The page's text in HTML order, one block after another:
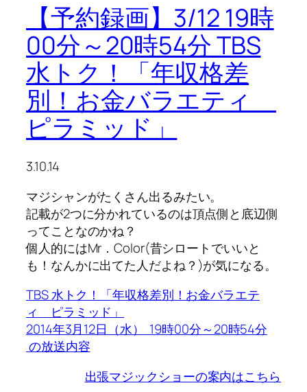
【予約録画】3/12 19時
00分～20時54分 TBS
水トク！「年収格差
別！お金バラエティ
ピラミッド」
3.10.14
マジシャンがたくさん出るみたい。
記載が2つに分かれているのは頂点側と底辺側
ってことなのかね？
個人的にはMr．Color(昔シロートでいいと
も！なんかに出てた人だよね？)が気になる。
TBS 水トク！「年収格差別！お金バラエテ
ィ ピラミッド」
2014年3月12日（水） 19時00分～20時54分
の放送内容
出張マジックショーの案内はこちら